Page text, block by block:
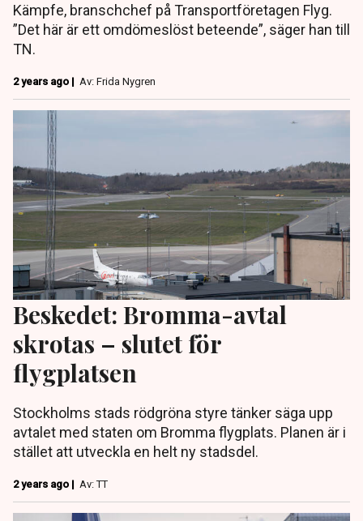
Kämpfe, branschchef på Transportföretagen Flyg.
”Det här är ett omdömeslöst beteende”, säger han till
TN.
2 years ago | Av: Frida Nygren
Beskedet: Bromma-avtal
skrotas – slutet för
flygplatsen
Stockholms stads rödgröna styre tänker säga upp
avtalet med staten om Bromma flygplats. Planen är i
stället att utveckla en helt ny stadsdel.
2 years ago | Av: TT